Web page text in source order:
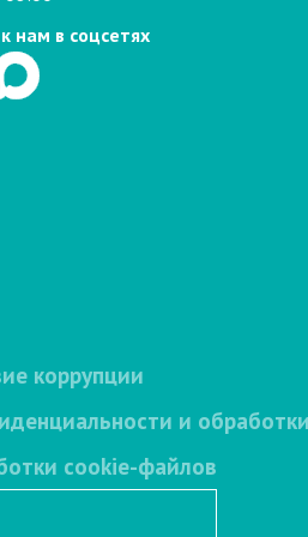
нам в соцсетях
коррупции
и
cookie-файлов